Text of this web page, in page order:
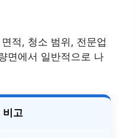
적, 청소 범위, 전문업
면에서 일반적으로 나
비고